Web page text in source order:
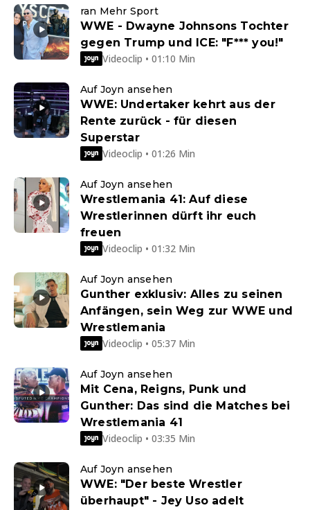
ran Mehr Sport
WWE - Dwayne Johnsons Tochter
gegen Trump und ICE: "F*** you!"
Videoclip • 01:10 Min
Auf Joyn ansehen
WWE: Undertaker kehrt aus der
Rente zurück - für diesen
Superstar
Videoclip • 01:26 Min
Auf Joyn ansehen
Wrestlemania 41: Auf diese
Wrestlerinnen dürft ihr euch
freuen
Videoclip • 01:32 Min
Auf Joyn ansehen
Gunther exklusiv: Alles zu seinen
Anfängen, sein Weg zur WWE und
Wrestlemania
Videoclip • 05:37 Min
Auf Joyn ansehen
Mit Cena, Reigns, Punk und
Gunther: Das sind die Matches bei
Wrestlemania 41
Videoclip • 03:35 Min
Auf Joyn ansehen
WWE: "Der beste Wrestler
überhaupt" - Jey Uso adelt